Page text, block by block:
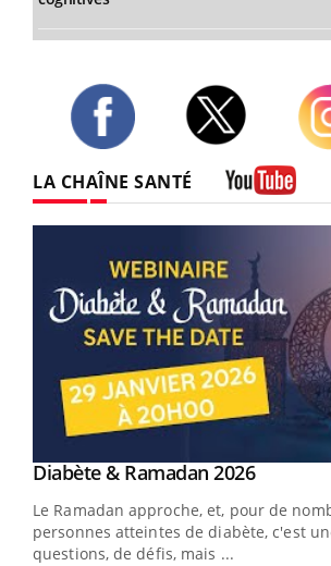
LA CHAÎNE SANTÉ
Youtube
Diabète & Ramadan 2026Youtube
Le Ramadan approche, et, pour de
personnes atteintes de diabète, c'est
questions, de défis, mais ...